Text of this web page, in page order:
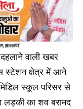
वाली खबर
स्टेशन क्षेत्र में आने
स्कूल परिसर से
लड़की का शव बरामद